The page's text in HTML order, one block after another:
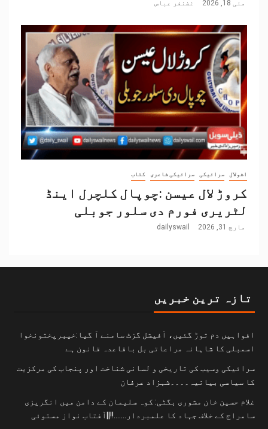
مئی 18, 2026 غضنفر عباس
اشولال سرائیکی سرائیکی شاعری کتاب
کروڑ لال عیسن :چوپال کلچرل اینڈ
لٹریری فورم دی سلور جوبلی
مارچ 31, 2026 dailyswail
تازہ ترین خبریں
افواہیں دم توڑ گئیں، آفیشل گزٹ سامنے آ گیا:خیبرپختونخوا
اسمبلی کا شاہانہ مراعاتی بل باقاعدہ قانون ہے
سرائیکی وسیب کی تاریخی و لسانی شناخت اور پنجاب کی مرکزیت
کا سیاسی بیانیہ۔۔۔۔شہزاد عرفان
غلام حسین خان مشوری بگٹی: کوہ سلیمان کے دامن میں انگریزی
سامراج کے خلاف جہاد کا علمبردار…….!!||آفتاب نواز مستوئی